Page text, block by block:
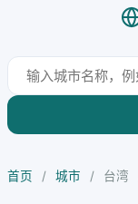
首页 / 城市 / 台湾